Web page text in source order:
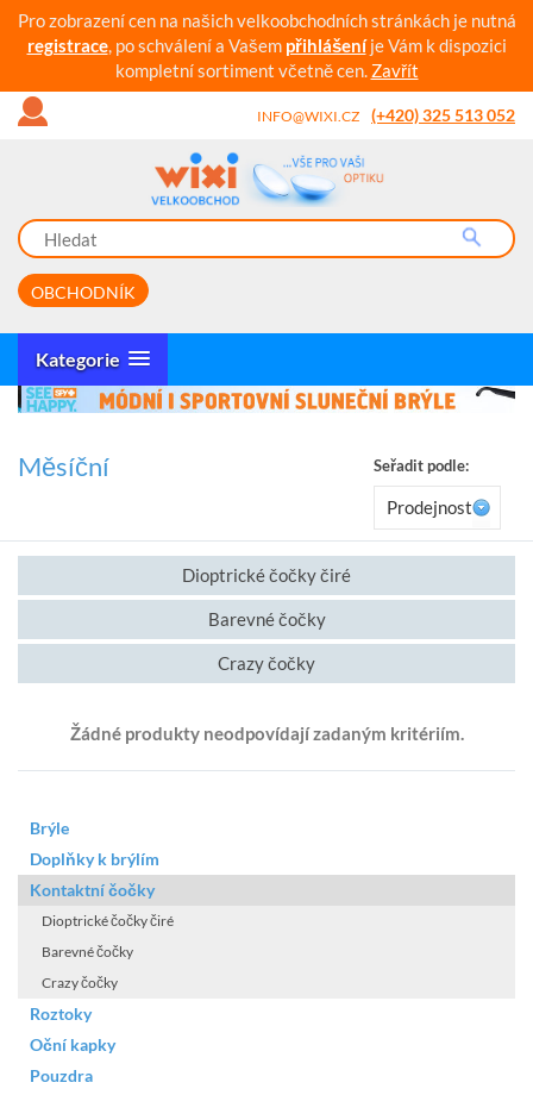
Pro zobrazení cen na našich velkoobchodních stránkách je nutná
registrace, po schválení a Vašem přihlášeníje Vám k dispozici
kompletní sortiment včetně cen. Zavřít
INFO@WIXI.CZ (+420) 325 513 052
OBCHODNÍK
Kategorie
Měsíční Seřadit podle:
Prodejnost
Dioptrické čočky čiré
Barevné čočky
Crazy čočky
Žádné produkty neodpovídají zadaným kritériím.
Brýle
Doplňky k brýlím
Kontaktní čočky
Dioptrické čočky čiré
Barevné čočky
Crazy čočky
Roztoky
Oční kapky
Pouzdra